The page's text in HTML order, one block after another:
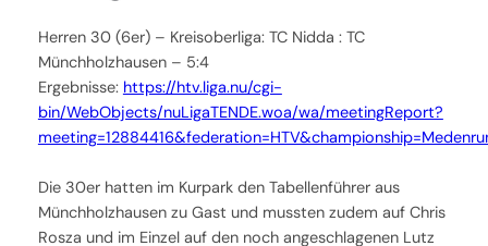
Herren 30 (6er) – Kreisoberliga: TC Nidda : TC
Münchholzhausen – 5:4
Ergebnisse: https://htv.liga.nu/cgi-
bin/WebObjects/nuLigaTENDE.woa/wa/meetingReport?
Die 30er hatten im Kurpark den Tabellenführer aus
Münchholzhausen zu Gast und mussten zudem auf Chris
Rosza und im Einzel auf den noch angeschlagenen Lutz